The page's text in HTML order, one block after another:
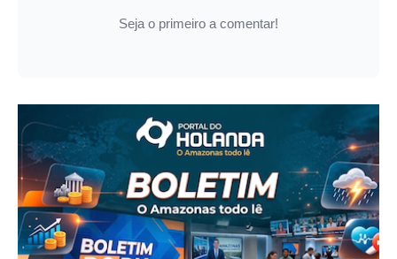
Seja o primeiro a comentar!